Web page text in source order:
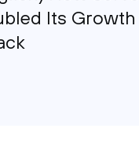
Its